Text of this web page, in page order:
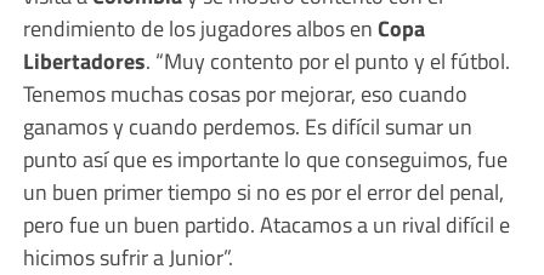
rendimiento de los jugadores albos enCopa
Libertadores. “Muy contento por el punto y el fútbol.
Tenemos muchas cosas por mejorar, eso cuando
ganamos y cuando perdemos. Es difícil sumar un
punto así que es importante lo que conseguimos, fue
un buen primer tiempo si no es por el error del penal,
pero fue un buen partido. Atacamos a un rival difícil e
hicimos sufrir a Junior”.